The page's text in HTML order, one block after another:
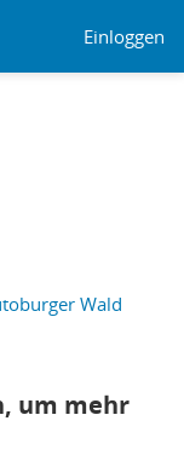
Einloggen
Wald
um mehr